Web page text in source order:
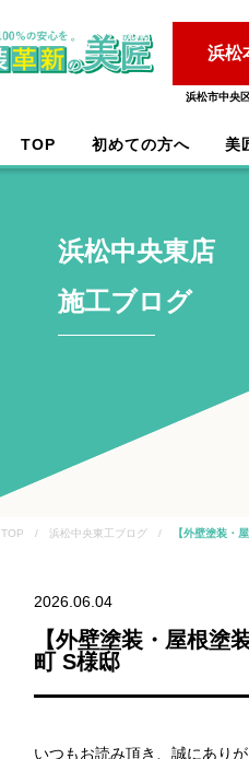
浜松
浜松市中央
TOP 初めての方へ 美
浜松中央東店
施工ブログ
TOP / 浜松中央東工ブログ / 【外壁塗装・
2026.06.04
【外壁塗装・屋根塗
町 S様邸
いつもお読み頂き、誠にありが